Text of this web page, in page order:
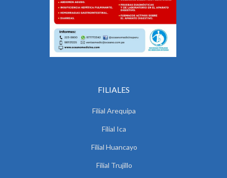
FILIALES
Filial Arequipa
Filial Ica
Filial Huancayo
Filial Trujillo